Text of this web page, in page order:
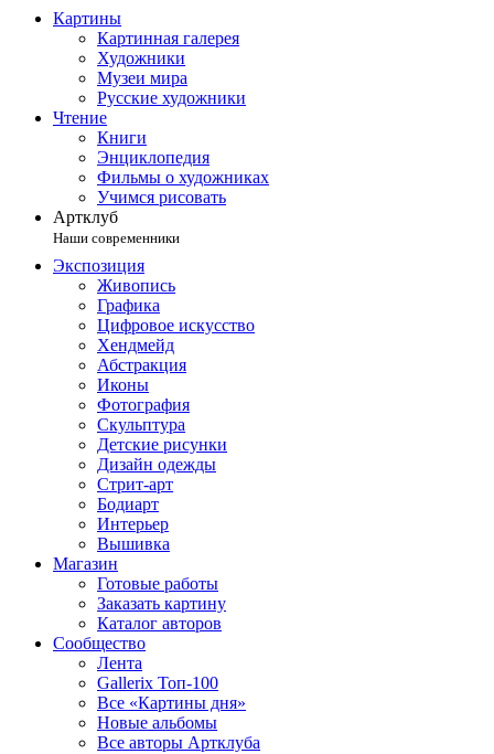
Картины
Картинная галерея
Художники
Музеи мира
Русские художники
Чтение
Книги
Энциклопедия
Фильмы о художниках
Учимся рисовать
Артклуб
Наши современники
Экспозиция
Живопись
Графика
Цифровое искусство
Хендмейд
Абстракция
Иконы
Фотография
Скульптура
Детские рисунки
Дизайн одежды
Стрит-арт
Бодиарт
Интерьер
Вышивка
Магазин
Готовые работы
Заказать картину
Каталог авторов
Сообщество
Лента
Gallerix Топ-100
Все «Картины дня»
Новые альбомы
Все авторы Артклуба